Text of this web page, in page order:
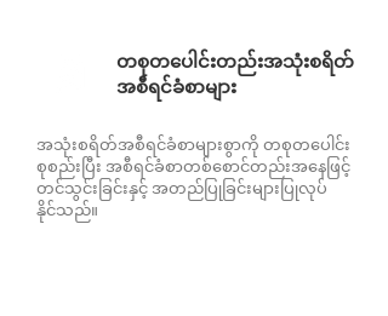
တစုတပေါင်းတည်းအသုံးစရိတ်
အစီရင်ခံစာများ
အသုံးစရိတ်အစီရင်ခံစာများစွာကို တစုတ‌ပေါင်း
စုစည်းပြီး အစီရင်ခံစာတစ်စောင်တည်းအနေဖြင့်
တင်သွင်းခြင်းနှင့် အတည်ပြုခြင်းများပြုလုပ်
နိုင်သည်။